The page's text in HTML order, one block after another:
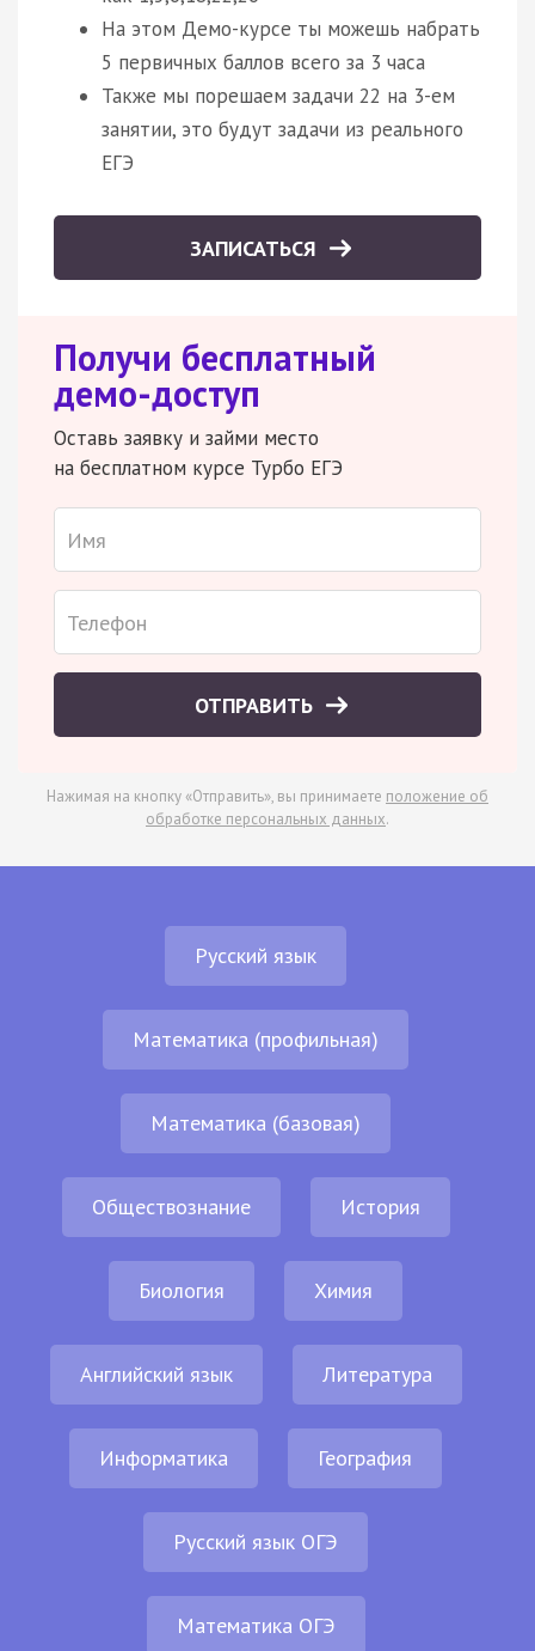
На этом Демо-курсе ты можешь набрать
5 первичных баллов всего за 3 часа
Также мы порешаем задачи 22 на 3-ем
занятии, это будут задачи из реального
ЕГЭ
ЗАПИСАТЬСЯ
Получи бесплатный
демо-доступ
Оставь заявку и займи место
на бесплатном курсе Турбо ЕГЭ
ОТПРАВИТЬ
Нажимая на кнопку «Отправить», вы принимаете положение об
обработке персональных данных.
Русский язык
Математика (профильная)
Математика (базовая)
Обществознание История
Биология Химия
Английский язык Литература
Информатика География
Русский язык ОГЭ
Математика ОГЭ